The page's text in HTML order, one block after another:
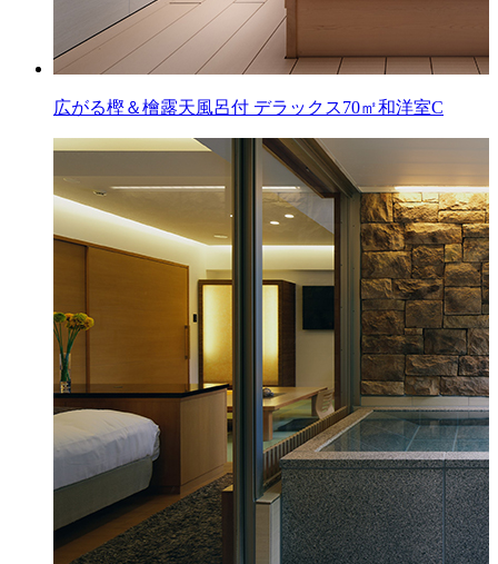
広がる樫＆檜露天風呂付 デラックス70㎡和洋室C